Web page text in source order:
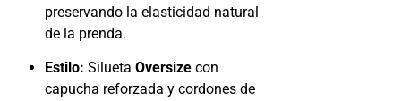
preservando la elasticidad natural
de la prenda.
Estilo: Silueta Oversize con
capucha reforzada y cordones de